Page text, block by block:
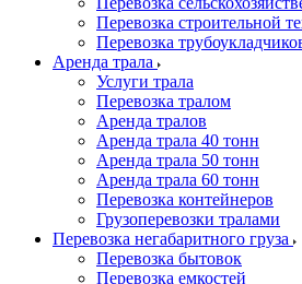
Перевозка строительной
Перевозка
Аренда трала
Услуги трала
Перевозка тралом
Аренда тралов
Аренда трала 40 тонн
Аренда трала 50 тонн
Аренда трала 60 тонн
Перевозка контейнеров
Грузоперевозки тралами
Перевозка негабаритного груза
Перевозка бытовок
Перевозка емкостей